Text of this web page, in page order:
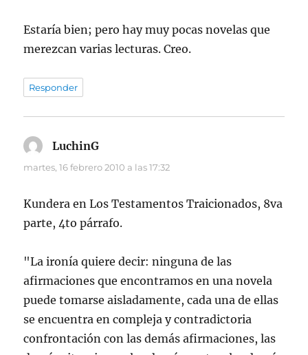
Estaría bien; pero hay muy pocas novelas que
merezcan varias lecturas. Creo.
Responder
LuchinG
martes, 16 febrero 2010 a las 17:32
Kundera en Los Testamentos Traicionados, 8va
parte, 4to párrafo.
"La ironía quiere decir: ninguna de las
afirmaciones que encontramos en una novela
puede tomarse aisladamente, cada una de ellas
se encuentra en compleja y contradictoria
confrontación con las demás afirmaciones, las